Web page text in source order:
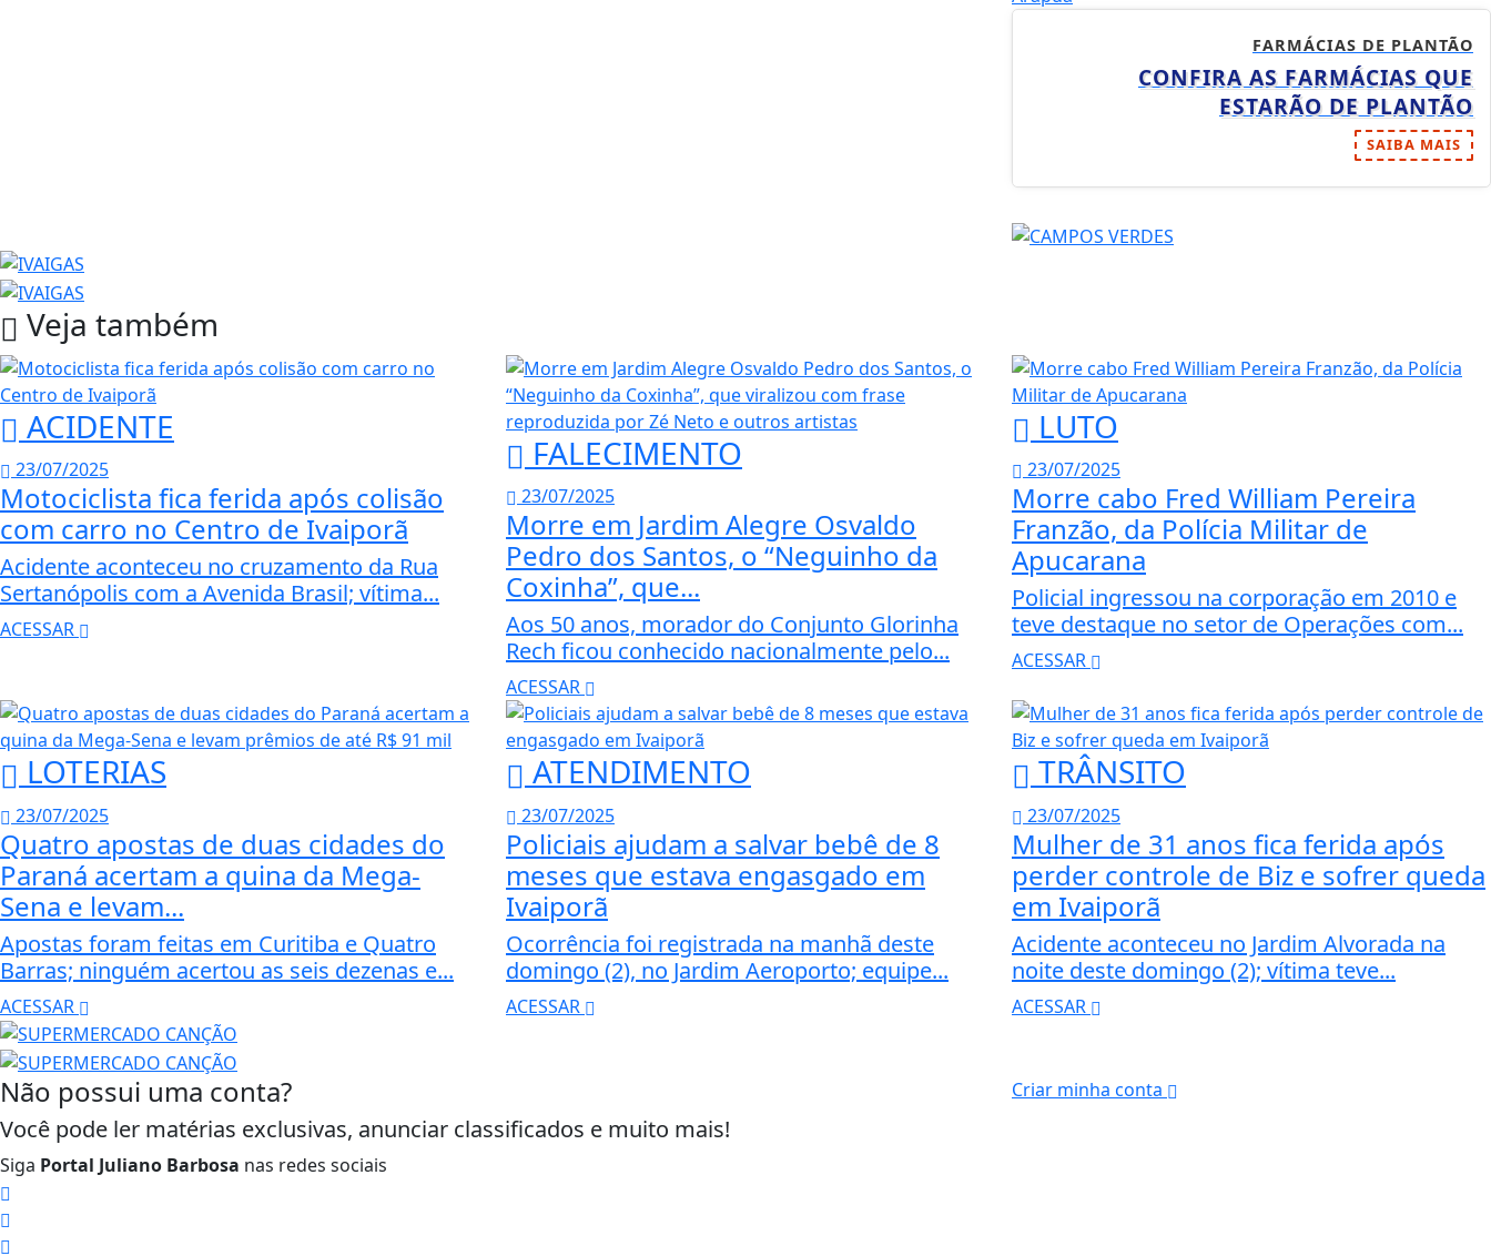
FARMÁCIAS DE PLANTÃO
CONFIRA AS FARMÁCIAS QUE
ESTARÃO DE PLANTÃO
SAIBA MAIS
Veja também
ACIDENTE
23/07/2025
Motociclista fica ferida após colisão
com carro no Centro de Ivaiporã
Acidente aconteceu no cruzamento da Rua
Sertanópolis com a Avenida Brasil; vítima...
ACESSAR
FALECIMENTO
23/07/2025
Morre em Jardim Alegre Osvaldo
Pedro dos Santos, o “Neguinho da
Coxinha”, que...
Aos 50 anos, morador do Conjunto Glorinha
Rech ficou conhecido nacionalmente pelo...
ACESSAR
LUTO
23/07/2025
Morre cabo Fred William Pereira
Franzão, da Polícia Militar de
Apucarana
Policial ingressou na corporação em 2010 e
teve destaque no setor de Operações com...
ACESSAR
LOTERIAS
23/07/2025
Quatro apostas de duas cidades do
Paraná acertam a quina da Mega-
Sena e levam...
Apostas foram feitas em Curitiba e Quatro
Barras; ninguém acertou as seis dezenas e...
ACESSAR
ATENDIMENTO
23/07/2025
Policiais ajudam a salvar bebê de 8
meses que estava engasgado em
Ivaiporã
Ocorrência foi registrada na manhã deste
domingo (2), no Jardim Aeroporto; equipe...
ACESSAR
TRÂNSITO
23/07/2025
Mulher de 31 anos fica ferida após
perder controle de Biz e sofrer queda
em Ivaiporã
Acidente aconteceu no Jardim Alvorada na
noite deste domingo (2); vítima teve...
ACESSAR
Não possui uma conta?
Você pode ler matérias exclusivas, anunciar classificados e muito mais!
Criar minha conta
Siga Portal Juliano Barbosa nas redes sociais